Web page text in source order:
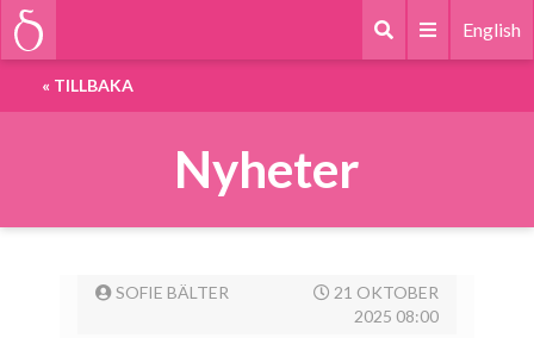
English
« TILLBAKA
Nyheter
SOFIE BÄLTER
21 OKTOBER
2025 08:00